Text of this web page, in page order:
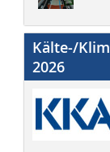
Kälte-/
2026